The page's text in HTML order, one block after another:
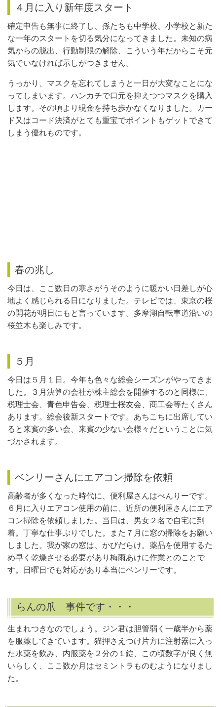
４月に入り新年度スタート
確定申告も無事に終了し、孫たちも中学校、小学校と新た
な一年のスタートを切る気分になってきました。未知の病
気からの脱出、行動制限の解除、こういう年だからこそ元
気でいなければ示しがつきません。
うっかり、マスクを忘れてしまうと一日が大変なことにな
ってしまいます。ハンカチで口元を抑えつつマスクを購入
します。その頃より現金を持ち歩かなくなりました。カー
ド又はコード決済がとても重宝でポイントもゲットできて
しまう優れものです。
春の兆し
今日は、ここ数日の寒さがうそのように暖かい日差しが心
地よく感じられる日になりました。テレビでは、東京の桜
の開花が明日にもと言っています。多摩湖自転車道沿いの
桜並木も楽しみです。
５月
今日は５月１日。今年も色々な総会シーズンがやってきま
した。３月決算の会社が株主総会を開催するのと同様に、
税理士会、青色申告会、税理士桜友会、商工会等たくさん
あります。総会後新スタートです。あちこちに出席してい
ると来賓の多い会、来賓の少ない会様々だということに気
づかされます。
ベンリーさんにエアコン掃除を依頼
高齢者が多くなった時代に、便利屋さんはべんりーです。
６月に入りエアコン使用の前に、近所の便利屋さんにエア
コン掃除を依頼しました。当日は、男女２名で自宅に到
着。丁寧な仕事ぶりでした。また７月に窓の掃除をお願い
しました。我が家の窓は、かびだらけ。薬品を使用するた
め早く乾燥させる必要があり梅雨あけに作業とのことで
す。日曜日でも対応があり本当にベンリーです。
らんの爪 事件です・・・
生まれつきなのでしょう。ジン君は胆管弱く一歳半から薬
を服薬してきています。猫押さえつけ片方に注射器に入っ
た水薬を飲み、内服薬を２分の１錠、この頃数字が良く無
いらしく、ここ数か月はセミントラものむようになりまし
た。